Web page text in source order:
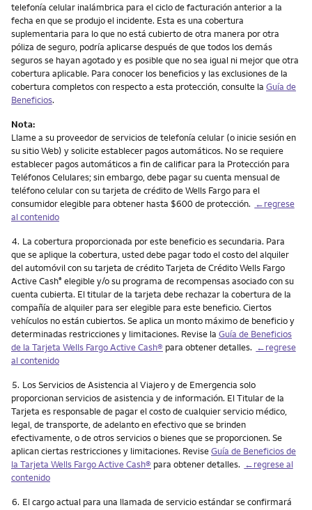
telefonía celular inalámbrica para el ciclo de facturación anterior a la
fecha en que se produjo el incidente. Esta es una cobertura
suplementaria para lo que no está cubierto de otra manera por otra
póliza de seguro, podría aplicarse después de que todos los demás
seguros se hayan agotado y es posible que no sea igual ni mejor que otra
cobertura aplicable. Para conocer los beneficios y las exclusiones de la
cobertura completos con respecto a esta protección, consulte la Guía de
Beneficios.
Nota:
Llame a su proveedor de servicios de telefonía celular (o inicie sesión en
su sitio Web) y solicite establecer pagos automáticos. No se requiere
establecer pagos automáticos a fin de calificar para la Protección para
Teléfonos Celulares; sin embargo, debe pagar su cuenta mensual de
teléfono celular con su tarjeta de crédito de Wells Fargo para el
consumidor elegible para obtener hasta $600 de protección. ←regrese
al contenido
Nota
4. La cobertura proporcionada por este beneficio es secundaria. Para
que se aplique la cobertura, usted debe pagar todo el costo del alquiler
del automóvil con su tarjeta de crédito Tarjeta de Crédito Wells Fargo
Active Cash® elegible y/o su programa de recompensas asociado con su
cuenta cubierta. El titular de la tarjeta debe rechazar la cobertura de la
compañía de alquiler para ser elegible para este beneficio. Ciertos
vehículos no están cubiertos. Se aplica un monto máximo de beneficio y
determinadas restricciones y limitaciones. Revise la Guía de Beneficios
de la Tarjeta Wells FargoActive Cash® para obtener detalles. ←regrese
al contenido
Nota
5. Los Servicios de Asistencia al Viajero y de Emergencia solo
proporcionan servicios de asistencia y de información. El Titular de la
Tarjeta es responsable de pagar el costo de cualquier servicio médico,
legal, de transporte, de adelanto en efectivo que se brinden
efectivamente, o de otros servicios o bienes que se proporcionen. Se
aplican ciertas restricciones y limitaciones. ReviseGuía de Beneficios de
la Tarjeta Wells FargoActive Cash® para obtener detalles. ←regrese al
contenido
Nota
6. El cargo actual para una llamada de servicio estándar se confirmará